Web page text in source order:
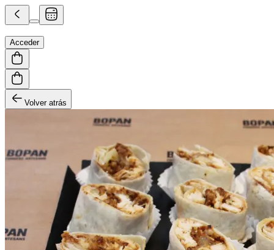
Acceder
Volver atrás